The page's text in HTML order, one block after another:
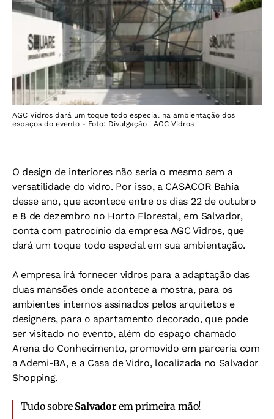
AGC Vidros dará um toque todo especial na ambientação dos
espaços do evento - Foto: Divulgação | AGC Vidros
O design de interiores não seria o mesmo sem a
versatilidade do vidro. Por isso, a CASACOR Bahia
desse ano, que acontece entre os dias 22 de outubro
e 8 de dezembro no Horto Florestal, em Salvador,
conta com patrocínio da empresa AGC Vidros, que
dará um toque todo especial em sua ambientação.
A empresa irá fornecer vidros para a adaptação das
duas mansões onde acontece a mostra, para os
ambientes internos assinados pelos arquitetos e
designers, para o apartamento decorado, que pode
ser visitado no evento, além do espaço chamado
Arena do Conhecimento, promovido em parceria com
a Ademi-BA, e a Casa de Vidro, localizada no Salvador
Shopping.
Tudo sobre Salvadorem primeira mão!